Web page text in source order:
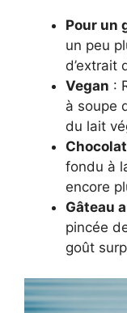
Pour un
un peu
d’extrait
Vegan :
à soupe
du lait
fondu à
encore
Gâteau
pincée
goût